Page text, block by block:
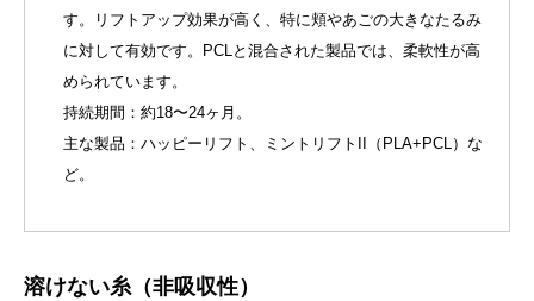
す。リフトアップ効果が高く、特に頬やあごの大きなたるみ
に対して有効です。PCLと混合された製品では、柔軟性が高
められています。
持続期間：約18〜24ヶ月。
主な製品：ハッピーリフト、ミントリフトII（PLA+PCL）な
ど。
溶けない糸（非吸収性）